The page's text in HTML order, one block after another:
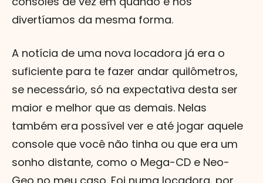
divertíamos da mesma forma.
A notícia de uma nova locadora já era o
suficiente para te fazer andar quilômetros,
se necessário, só na expectativa desta ser
maior e melhor que as demais. Nelas
também era possível ver e até jogar aquele
console que você não tinha ou que era um
sonho distante, como o Mega-CD e Neo-